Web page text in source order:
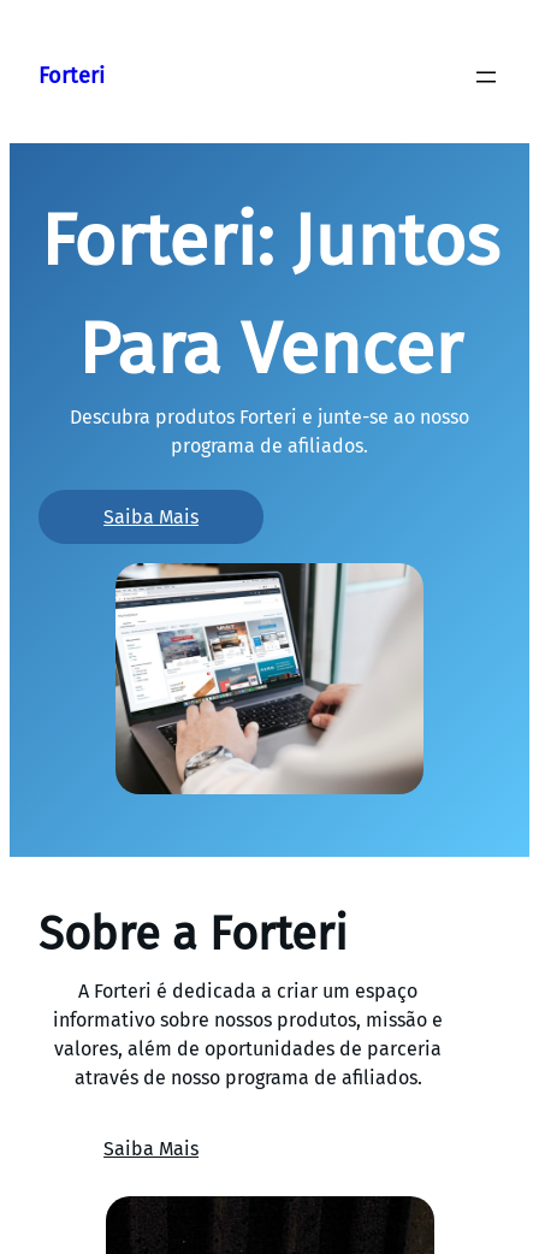
Forteri
Forteri: Juntos
Para Vencer
Descubra produtos Forteri e junte-se ao nosso
programa de afiliados.
Saiba Mais
Sobre a Forteri
A Forteri é dedicada a criar um espaço
informativo sobre nossos produtos, missão e
valores, além de oportunidades de parceria
através de nosso programa de afiliados.
Saiba Mais